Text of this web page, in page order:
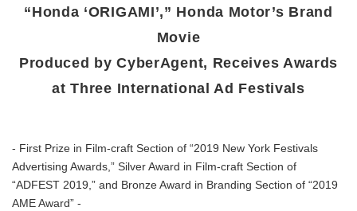
“Honda ‘ORIGAMI’,” Honda Motor’s Brand
Movie
Produced by CyberAgent, Receives Awards
at Three International Ad Festivals
- First Prize in Film-craft Section of “2019 New York Festivals
Advertising Awards,” Silver Award in Film-craft Section of
“ADFEST 2019,” and Bronze Award in Branding Section of “2019
AME Award” -